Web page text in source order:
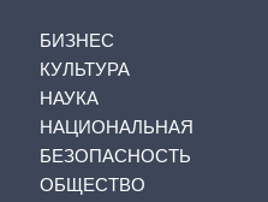
БИЗНЕС
КУЛЬТУРА
НАУКА
НАЦИОНАЛЬНАЯ
БЕЗОПАСНОСТЬ
ОБЩЕСТВО